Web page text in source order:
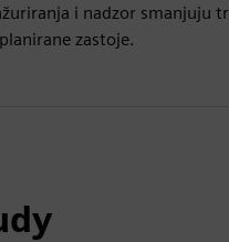
i nadzor smanjuju
zastoje.